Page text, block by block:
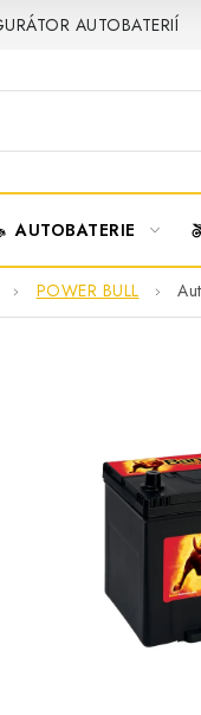
AUTOBATERIÍ
AUTOBATERIE
POWER BULL